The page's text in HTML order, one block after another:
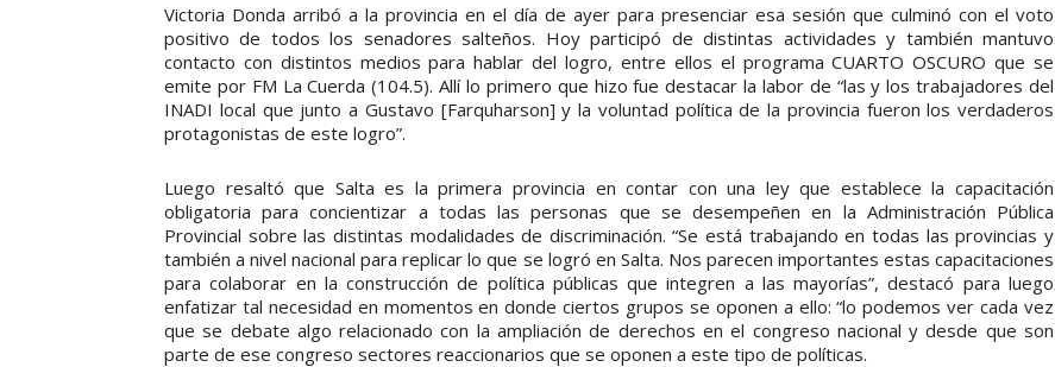
Victoria Donda arribó a la provincia en el día de ayer para presenciar esa sesión que culminó con el voto
positivo de todos los senadores salteños. Hoy participó de distintas actividades y también mantuvo
contacto con distintos medios para hablar del logro, entre ellos el programa CUARTO OSCURO que se
emite por FM La Cuerda (104.5). Allí lo primero que hizo fue destacar la labor de “las y los trabajadores del
INADI local que junto a Gustavo [Farquharson] y la voluntad política de la provincia fueron los verdaderos
protagonistas de este logro”.
Luego resaltó que Salta es la primera provincia en contar con una ley que establece la capacitación
obligatoria para concientizar a todas las personas que se desempeñen en la Administración Pública
Provincial sobre las distintas modalidades de discriminación. “Se está trabajando en todas las provincias y
también a nivel nacional para replicar lo que se logró en Salta. Nos parecen importantes estas capacitaciones
para colaborar en la construcción de política públicas que integren a las mayorías”, destacó para luego
enfatizar tal necesidad en momentos en donde ciertos grupos se oponen a ello: “lo podemos ver cada vez
que se debate algo relacionado con la ampliación de derechos en el congreso nacional y desde que son
parte de ese congreso sectores reaccionarios que se oponen a este tipo de políticas.